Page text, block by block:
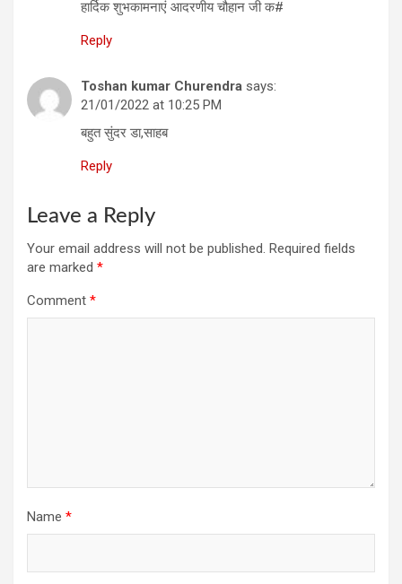
हार्दिक शुभकामनाएं आदरणीय चौहान जी क#
Reply
Toshan kumar Churendra says:
21/01/2022 at 10:25 PM
बहुत सुंदर डा,साहब
Reply
Leave a Reply
Your email address will not be published. Required fields
are marked *
Comment *
Name *